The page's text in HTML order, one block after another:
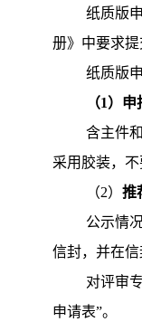
纸质版
册》中要求提
纸质版
（1）
含主件
采用胶装，不
（2）推
公示情
信封，并在信
对评审
申请表”。